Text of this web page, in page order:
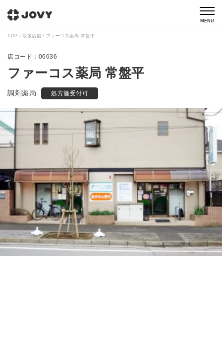
MENU
TOP 取扱店舗 ファーコス薬局 常盤平
06636
ファーコス薬局 常盤平
調剤薬局 処方箋受付可